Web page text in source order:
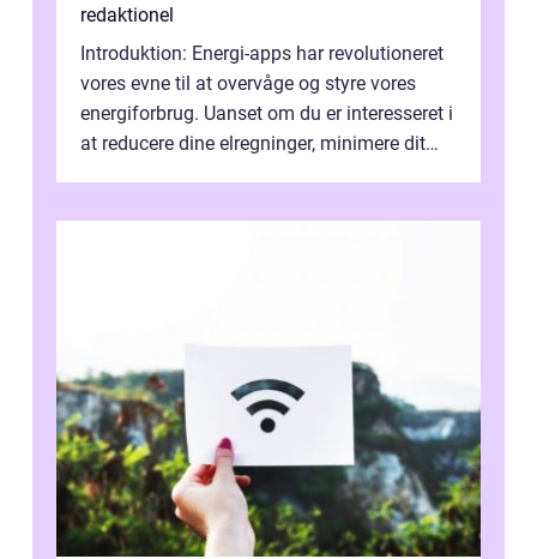
redaktionel
Introduktion: Energi-apps har revolutioneret
vores evne til at overvåge og styre vores
energiforbrug. Uanset om du er interesseret i
at reducere dine elregninger, minimere dit